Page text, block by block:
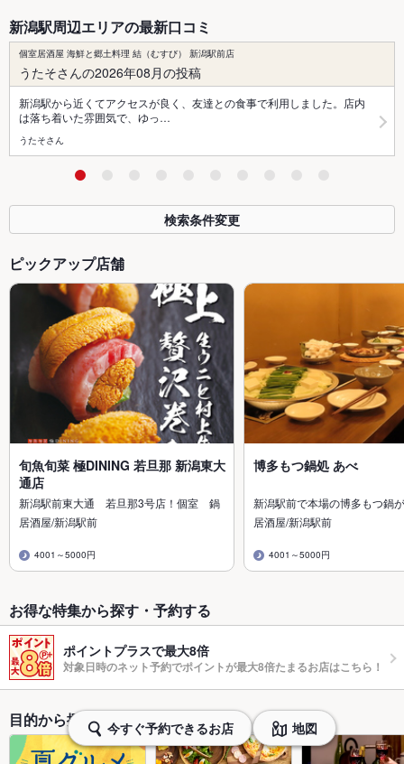
新潟駅周辺エリアの最新口コミ
個室居酒屋 海鮮と郷土料理 結（むすび） 新潟駅前店
うたそさんの2026年08月の投稿
新潟駅から近くてアクセスが良く、友達との食事で利用しました。店内
は落ち着いた雰囲気で、ゆっ…
うたそさん
検索条件変更
ピックアップ店舗
旬魚旬菜 極DINING 若旦那 新潟東大
通店
新潟駅前東大通 若旦那3号店！個室 鍋
居酒屋/新潟駅前
4001～5000円
博多もつ鍋処 あべ
新潟駅前で本場の博多もつ鍋
居酒屋/新潟駅前
4001～5000円
お得な特集から探す・予約する
ポイントプラスで最大8倍
対象日時のネット予約でポイントが最大8倍たまるお店はこちら！
目的から探す・予約する今すぐ予約できるお店 地図